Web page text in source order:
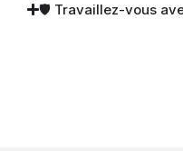
🛡 Travaillez-vous